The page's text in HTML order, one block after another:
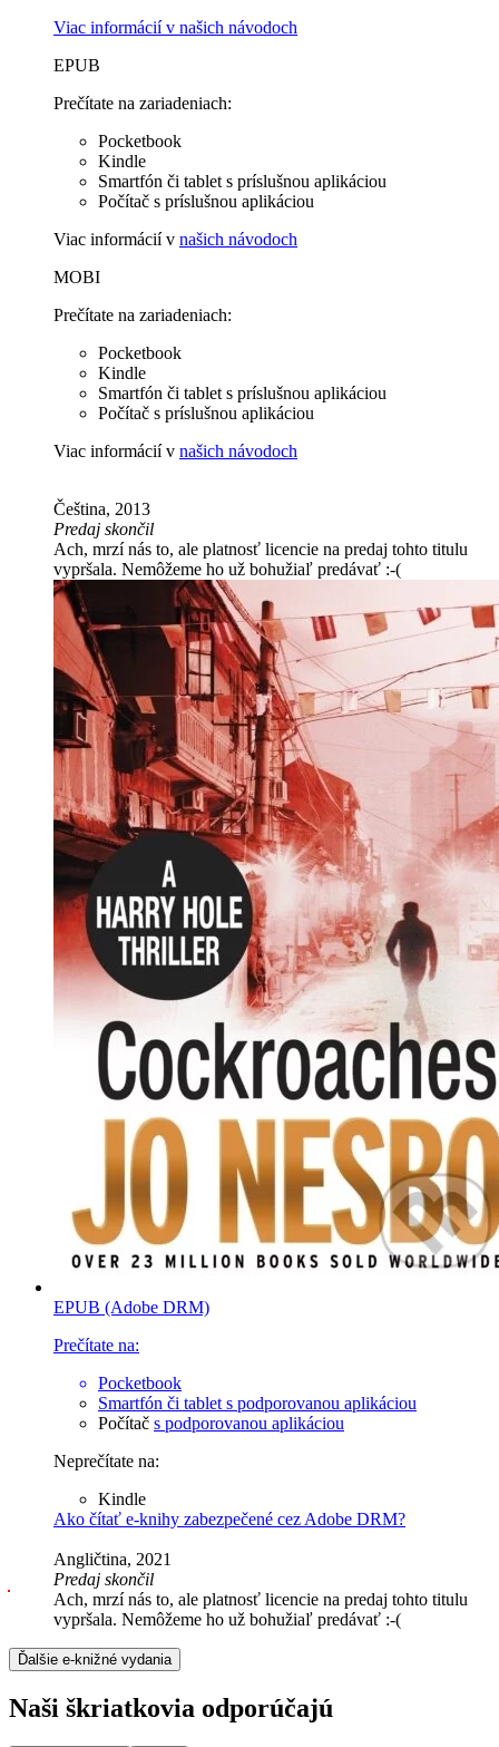
Viac informácií v našich návodoch
EPUB
Prečítate na zariadeniach:
Pocketbook
Kindle
Smartfón či tablet s príslušnou aplikáciou
Počítač s príslušnou aplikáciou
Viac informácií v našich návodoch
MOBI
Prečítate na zariadeniach:
Pocketbook
Kindle
Smartfón či tablet s príslušnou aplikáciou
Počítač s príslušnou aplikáciou
Viac informácií v našich návodoch
Čeština, 2013
Predaj skončil
Ach, mrzí nás to, ale platnosť licencie na predaj tohto titulu
vypršala. Nemôžeme ho už bohužiaľ predávať :-(
EPUB (Adobe DRM)
Prečítate na:
Pocketbook
Smartfón či tablet s podporovanou aplikáciou
Počítač s podporovanou aplikáciou
Neprečítate na:
Kindle
Ako čítať e-knihy zabezpečené cez Adobe DRM?
Angličtina, 2021
Predaj skončil
Ach, mrzí nás to, ale platnosť licencie na predaj tohto titulu
vypršala. Nemôžeme ho už bohužiaľ predávať :-(
Ďalšie e-knižné vydania
Naši škriatkovia odporúčajú